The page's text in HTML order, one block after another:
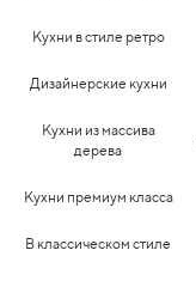
Кухни в стиле ретро
Дизайнерские кухни
Кухни из массива
дерева
Кухни премиум класса
В классическом стиле